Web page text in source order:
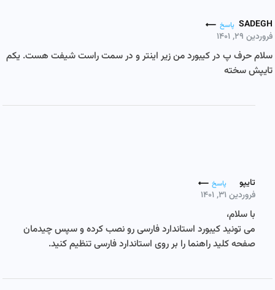
SADEGH پاسخ
فروردین ۲۹, ۱۴۰۱
سلام حرف پ در کیبورد من زیر اینتر و در سمت راست شیفت هست. یکم
تایپش سخته
تایپو پاسخ
فروردین ۳۱, ۱۴۰۱
با سلام،
می تونید کیبورد استاندارد فارسی رو نصب کرده و سپس چیدمان
صفحه کلید راهنما را بر روی استاندارد فارسی تنظیم کنید.